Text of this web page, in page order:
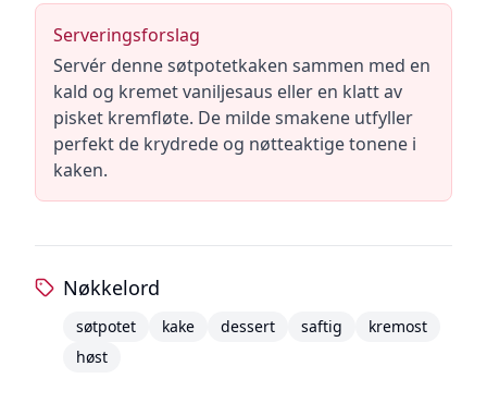
Serveringsforslag
Servér denne søtpotetkaken sammen med en
kald og kremet vaniljesaus eller en klatt av
pisket kremfløte. De milde smakene utfyller
perfekt de krydrede og nøtteaktige tonene i
kaken.
Nøkkelord
søtpotet kake dessert saftig
kremost
høst